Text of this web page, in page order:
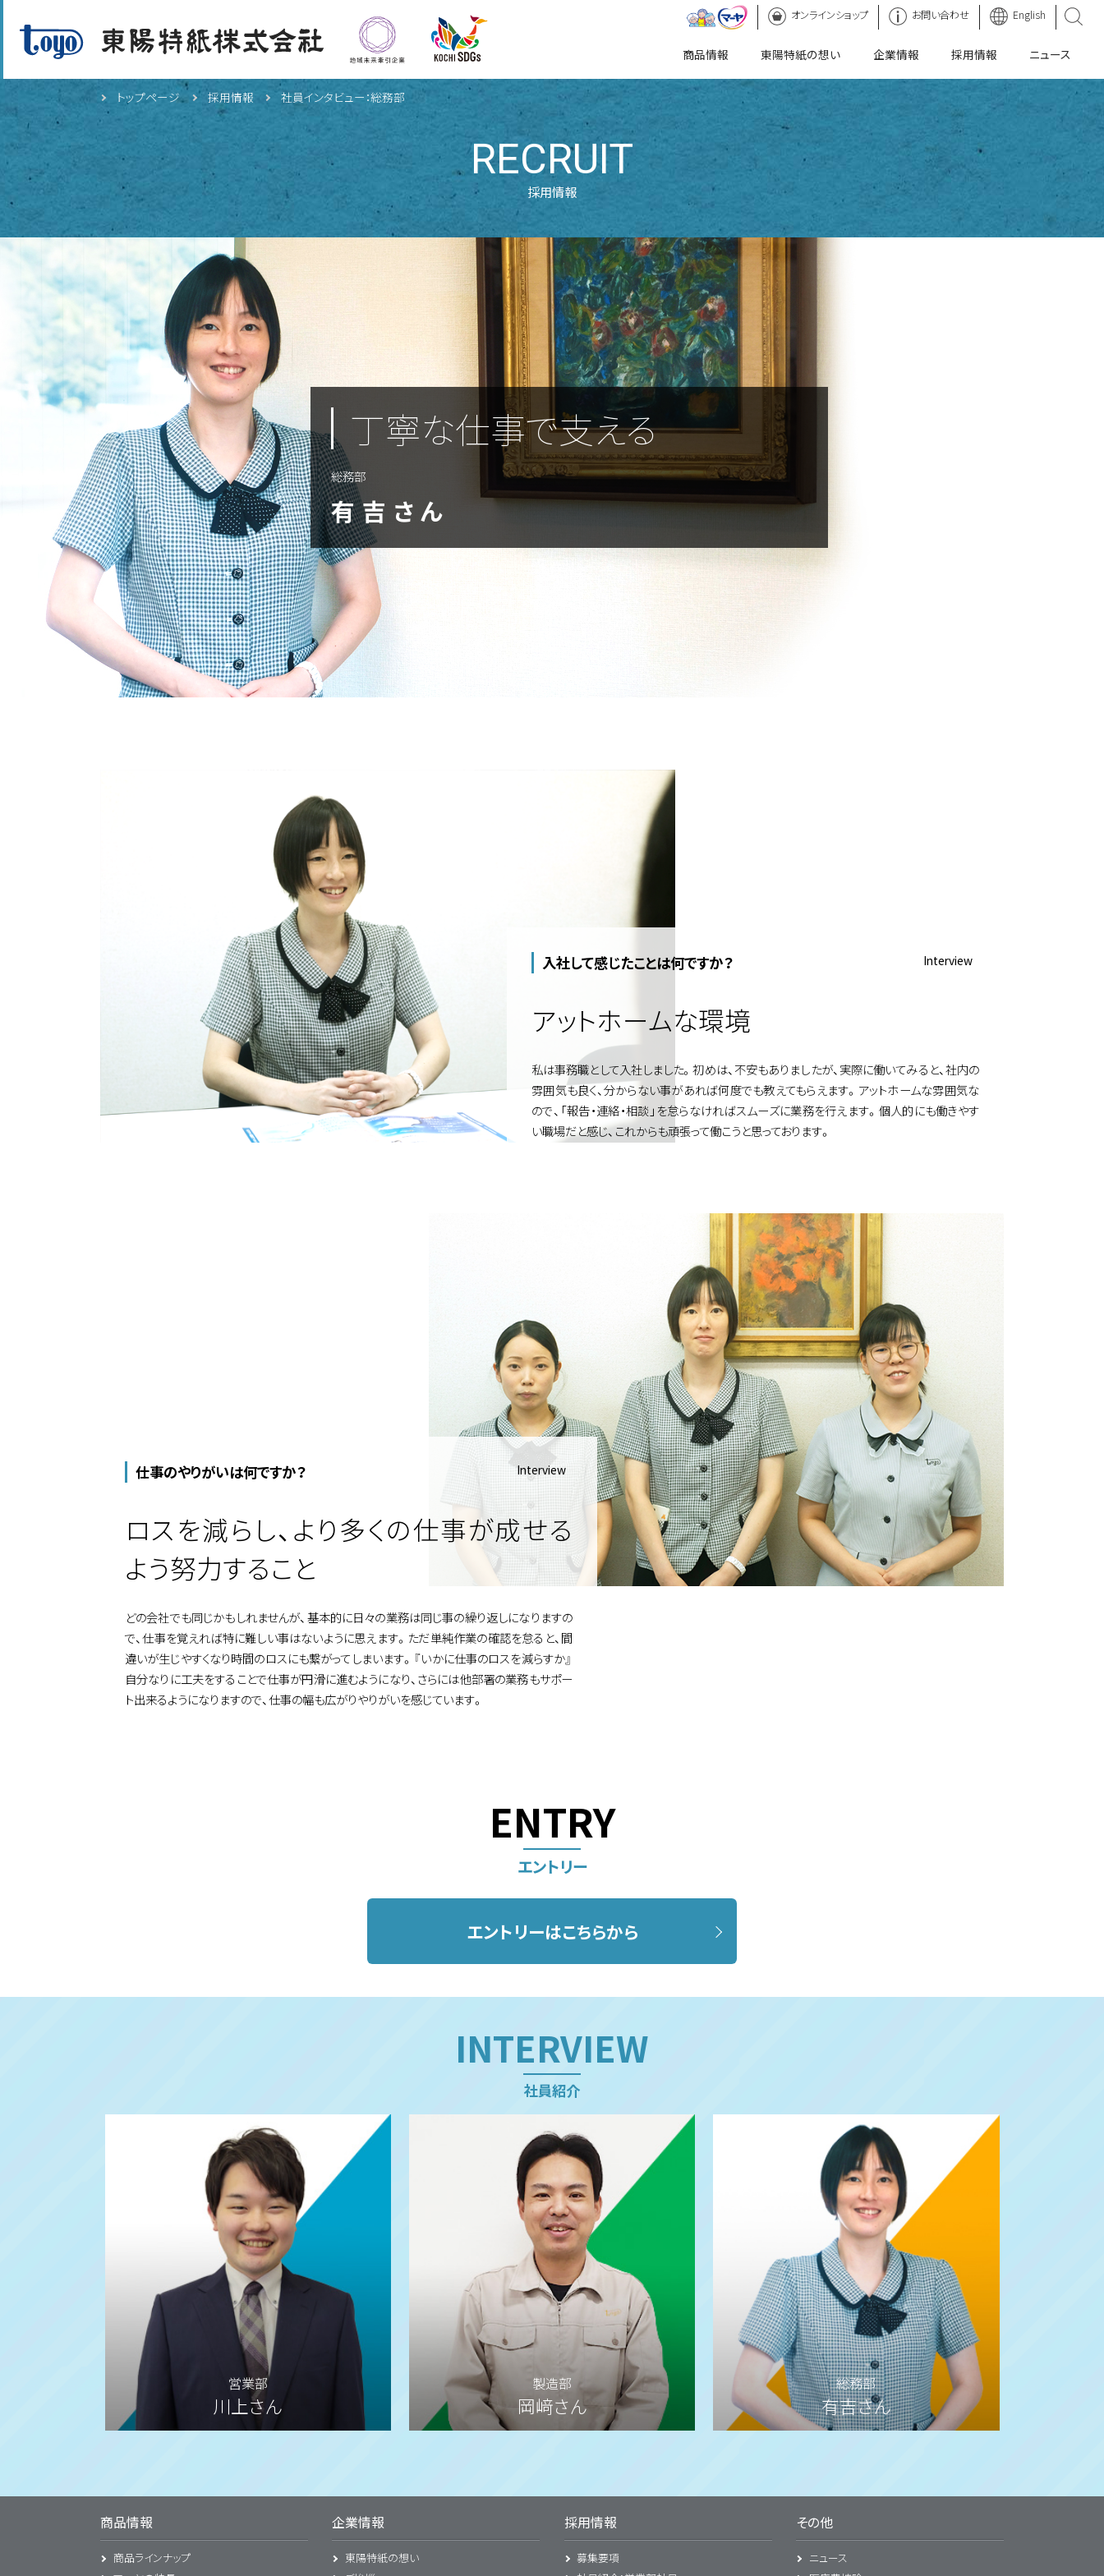
東陽特紙株式会社
地域未来牽引企業
マーヤ
オンラインショップ お問い合わせ English
商品情報 東陽特紙の想い 企業情報 採用情報 ニュース
トップページ 採用情報 社員インタビュー：総務部
RECRUIT
採用情報
丁寧な仕事で支える
総務部
有吉さん
入社して感じたことは何ですか？ Interview
アットホームな環境
私は事務職として入社しました。初めは、不安もありましたが、実際に働いてみると、社内の
雰囲気も良く、分からない事があれば何度でも教えてもらえます。アットホームな雰囲気な
ので、「報告・連絡・相談」を怠らなければスムーズに業務を行えます。個人的にも働きやす
い職場だと感じ、これからも頑張って働こうと思っております。
仕事のやりがいは何ですか？ Interview
ロスを減らし、より多くの仕事が成せる
よう努力すること
どの会社でも同じかもしれませんが、基本的に日々の業務は同じ事の繰り返しになりますの
で、仕事を覚えれば特に難しい事はないように思えます。ただ単純作業の確認を怠ると、間
違いが生じやすくなり時間のロスにも繋がってしまいます。『いかに仕事のロスを減らすか』
自分なりに工夫をすることで仕事が円滑に進むようになり、さらには他部署の業務もサポー
ト出来るようになりますので、仕事の幅も広がりやりがいを感じています。
ENTRY
エントリー
エントリーはこちらから
INTERVIEW
社員紹介
営業部
川上さん
製造部
岡﨑さん
総務部
有吉さん
商品情報
商品ラインナップ
企業情報
東陽特紙の想い
採用情報
募集要項
その他
ニュース